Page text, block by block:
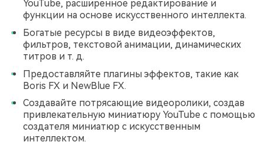
YouTube, расширенное редактирование и
функции на основе искусственного интеллекта.
Богатые ресурсы в виде видеоэффектов,
фильтров, текстовой анимации, динамических
титров и т. д.
Предоставляйте плагины эффектов, такие как
Boris FX и NewBlue FX.
Создавайте потрясающие видеоролики, создав
привлекательную миниатюру YouTube с помощью
создателя миниатюр с искусственным
интеллектом.